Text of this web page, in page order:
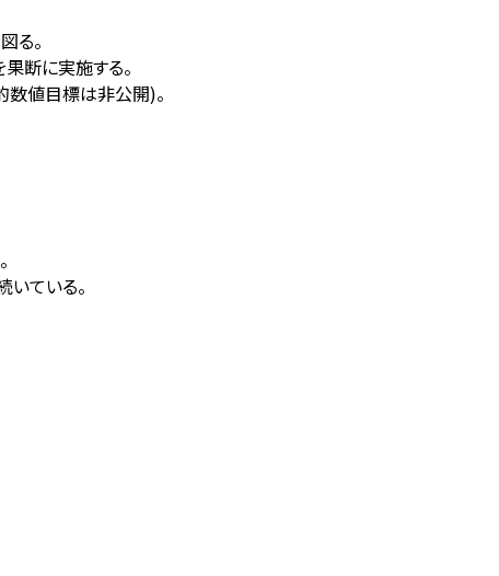
る。
断に実施する。
数値目標は非公開)。
ている。